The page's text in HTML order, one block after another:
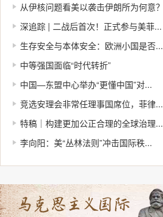
从伊核问题看美以袭击伊朗所为何意？
深追踪 | 二战后首次！正式参与美菲...
生存安全与本体安全：欧洲小国是否...
中等强国面临“时代转折”
中国—东盟中心举办“更懂中国”对...
竞选安理会非常任理事国席位，菲律...
特稿｜构建更加公正合理的全球治理...
李向阳：美“丛林法则”冲击国际秩...